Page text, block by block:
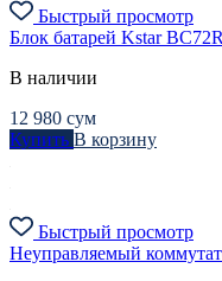
Быстрый просмотр
Блок батарей Kstar
В наличии
12 980 сум
Купить В корзину
Быстрый просмотр
Неуправляемый